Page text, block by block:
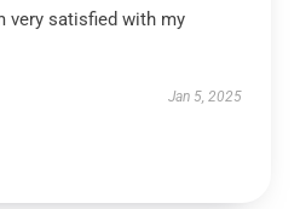
very satisfied with my
Jan 5, 2025